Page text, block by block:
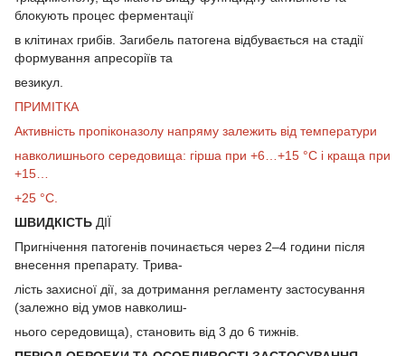
блокують процес ферментації
в клітинах грибів. Загибель патогена відбувається на стадії
формування апресоріїв та
везикул.
ПРИМІТКА
Активність пропіконазолу напряму залежить від температури
навколишнього середовища: гірша при +6…+15 °C і краща при
+15…
+25 °C.
ШВИДКІСТЬ ДІЇ
Пригнічення патогенів починається через 2–4 години після
внесення препарату. Трива-
лість захисної дії, за дотримання регламенту застосування
(залежно від умов навколиш-
нього середовища), становить від 3 до 6 тижнів.